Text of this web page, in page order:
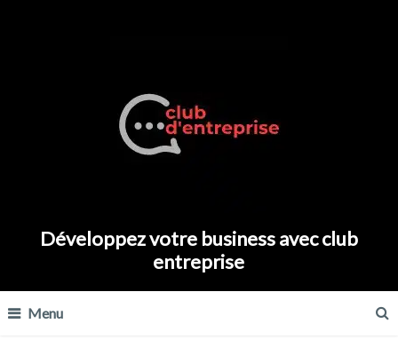
Développez votre business avec club
entreprise
Menu